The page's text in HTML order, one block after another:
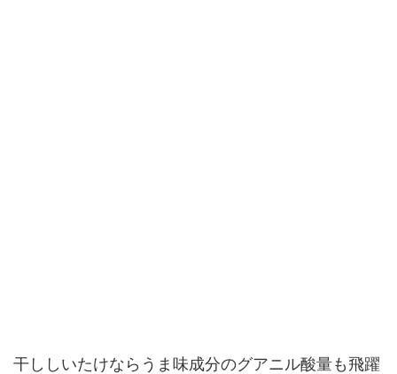
干ししいたけならうま味成分のグアニル酸量も飛躍